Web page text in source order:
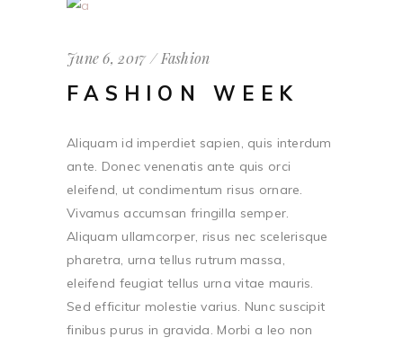
June 6, 2017 Fashion
FASHION WEEK
Aliquam id imperdiet sapien, quis interdum
ante. Donec venenatis ante quis orci
eleifend, ut condimentum risus ornare.
Vivamus accumsan fringilla semper.
Aliquam ullamcorper, risus nec scelerisque
pharetra, urna tellus rutrum massa,
eleifend feugiat tellus urna vitae mauris.
Sed efficitur molestie varius. Nunc suscipit
finibus purus in gravida. Morbi a leo non